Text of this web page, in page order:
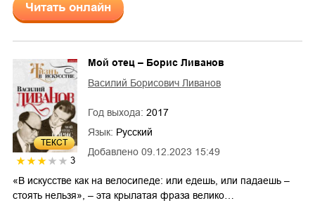
Читать онлайн
ТЕКСТ
3
Добавлено 09.12.2023 15:49
Мой отец – Борис Ливанов
Василий Борисович Ливанов
Год выхода: 2017
Язык: Русский
«В искусстве как на велосипеде: или едешь, или падаешь –
стоять нельзя», – эта крылатая фраза велико…